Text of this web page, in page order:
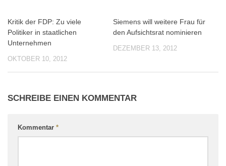
Kritik der FDP: Zu viele
Politiker in staatlichen
Unternehmen
OKTOBER 10, 2012
Siemens will weitere Frau für
den Aufsichtsrat nominieren
DEZEMBER 13, 2012
SCHREIBE EINEN KOMMENTAR
Kommentar *